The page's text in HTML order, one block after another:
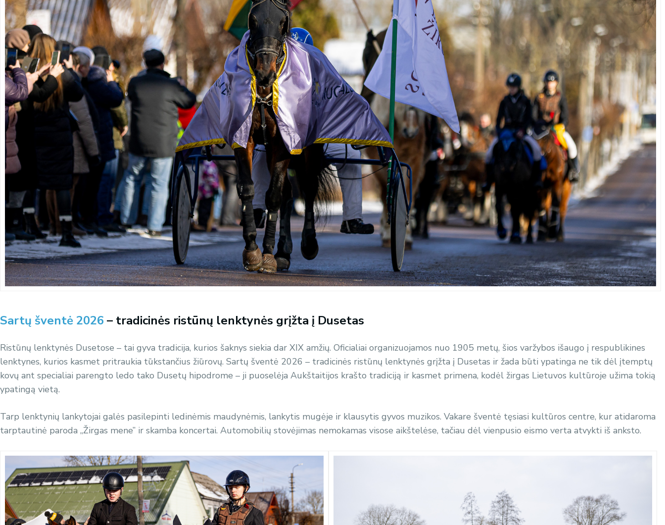
Sartų šventė 2026 – tradicinės ristūnų lenktynės grįžta į Dusetas
Ristūnų lenktynės Dusetose – tai gyva tradicija, kurios šaknys siekia dar XIX amžių. Oficialiai organizuojamos nuo 1905 metų, šios varžybos išaugo į respublikines
lenktynes, kurios kasmet pritraukia tūkstančius žiūrovų. Sartų šventė 2026 – tradicinės ristūnų lenktynės grįžta į Dusetas ir žada būti ypatinga ne tik dėl įtemptų
kovų ant specialiai parengto ledo tako Dusetų hipodrome – ji puoselėja Aukštaitijos krašto tradiciją ir kasmet primena, kodėl žirgas Lietuvos kultūroje užima tokią
ypatingą vietą.
Tarp lenktynių lankytojai galės pasilepinti ledinėmis maudynėmis, lankytis mugėje ir klausytis gyvos muzikos. Vakare šventė tęsiasi kultūros centre, kur atidaroma
tarptautinė paroda „Žirgas mene” ir skamba koncertai. Automobilių stovėjimas nemokamas visose aikštelėse, tačiau dėl vienpusio eismo verta atvykti iš anksto.